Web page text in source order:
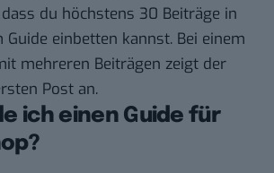
dass du höchstens 30 Beiträge in
Guide einbetten kannst. Bei einem
mehreren Beiträgen zeigt der
Post an.
ich einen Guide für